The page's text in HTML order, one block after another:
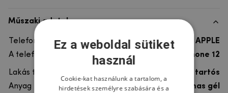
Műszaki adatok
Telefon márka
APPLE
A telefonmodellhez
iPhone 12
Lakás típusa
Gél, Ultra tartós
Anyag
rugalmas gél
Ez a weboldal sütiket
használ
Cookie-kat használunk a tartalom, a
hirdetések személyre szabására és a